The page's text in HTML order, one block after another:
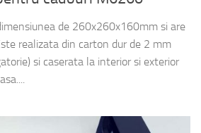
de 260x260x160mm si are
realizata din carton dur de 2 mm
si caserata la interior si exterior